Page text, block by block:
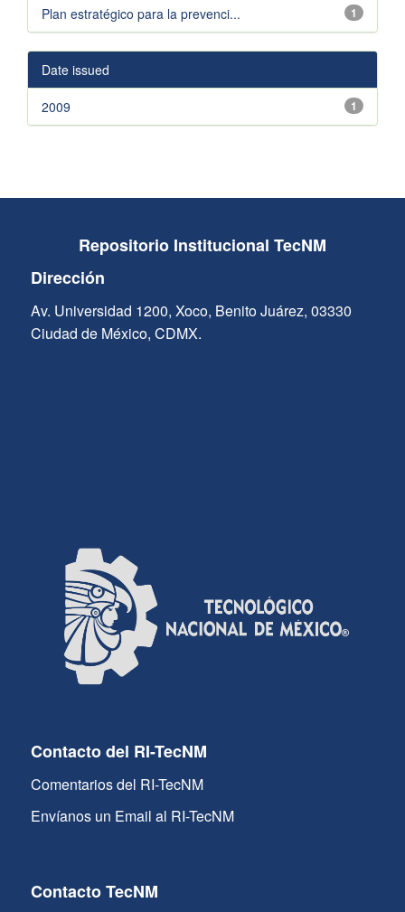
1
Plan estratégico para la prevenci...
Date issued
1
2009
Repositorio Institucional TecNM
Dirección
Av. Universidad 1200, Xoco, Benito Juárez, 03330
Ciudad de México, CDMX.
Contacto del RI-TecNM
Comentarios del RI-TecNM
Envíanos un Email al RI-TecNM
Contacto TecNM